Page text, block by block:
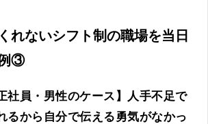
れないシフト制の職場を当日
③
社員・男性のケース】
人手不足で
るから自分で伝える勇気がなかっ